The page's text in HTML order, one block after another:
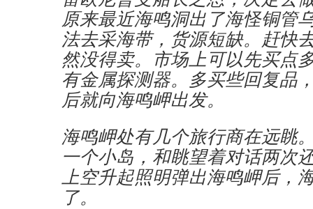
原来最近海鸣洞出了海怪铜管
法去采海带，货源短缺。赶快
然没得卖。市场上可以先买点
有金属探测器。多买些回复品
后就向海鸣岬出发。
海鸣岬处有几个旅行商在远眺
一个小岛，和眺望着对话两次
上空升起照明弹出海鸣岬后，
了。